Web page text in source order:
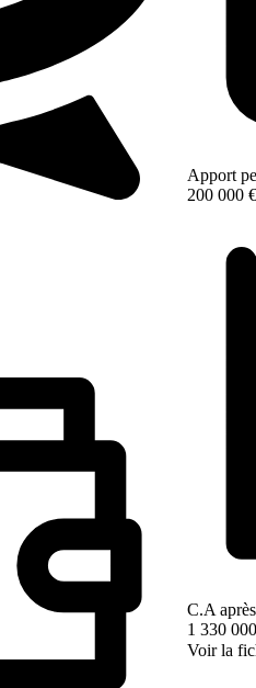
Apport
200 000 €
C.A
1 330
Voir la